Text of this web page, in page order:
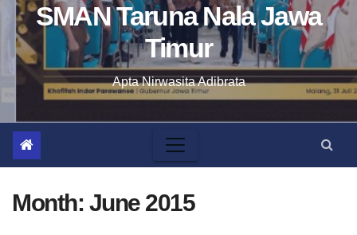
SMAN Taruna Nala Jawa
Timur
Apta Nirwasita Adibrata
Month: June 2015